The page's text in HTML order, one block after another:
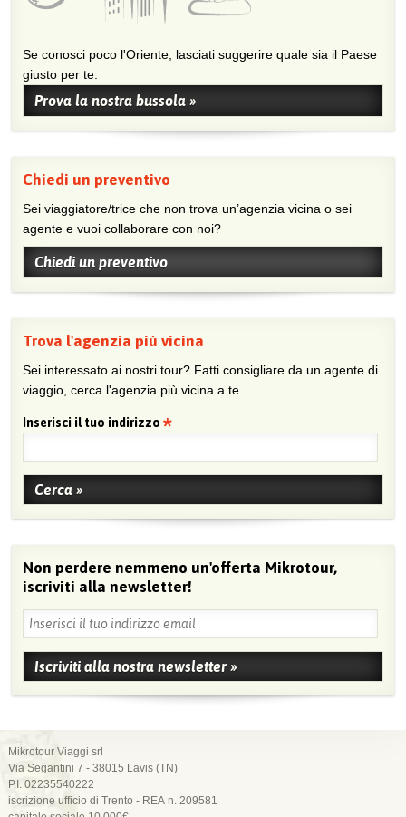
Se conosci poco l'Oriente, lasciati suggerire quale sia il Paese
giusto per te.
Prova la nostra bussola »
Chiedi un preventivo
Sei viaggiatore/trice che non trova un’agenzia vicina o sei
agente e vuoi collaborare con noi?
Chiedi un preventivo
Trova l'agenzia più vicina
Sei interessato ai nostri tour? Fatti consigliare da un agente di
viaggio, cerca l'agenzia più vicina a te.
Inserisci il tuo indirizzo
Non perdere nemmeno un'offerta Mikrotour,
iscriviti alla newsletter!
Mikrotour Viaggi srl
Via Segantini 7 - 38015 Lavis (TN)
P.I. 02235540222
iscrizione ufficio di Trento - REA n. 209581